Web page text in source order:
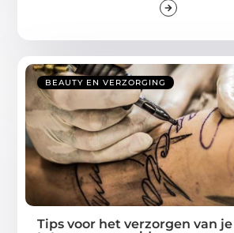
BEAUTY EN VERZORGING
Tips voor het verzorgen van